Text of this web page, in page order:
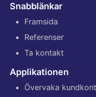
Snabblänkar
Framsida
Referenser
Ta kontakt
Applikationen
Övervaka